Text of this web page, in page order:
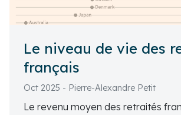
Le niveau de vie des
français
Oct 2025 - Pierre-Alexandre Petit
Le revenu moyen des retraités